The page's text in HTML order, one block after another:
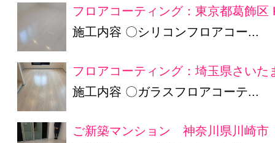
フロアコーティング：東京都葛飾区
施工内容 〇シリコンフロアコー...
フロアコーティング：埼玉県さいた
施工内容 〇ガラスフロアコーテ...
ご新築マンション 神奈川県川崎